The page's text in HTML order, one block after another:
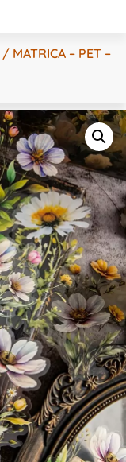
/ MATRICA – PET –